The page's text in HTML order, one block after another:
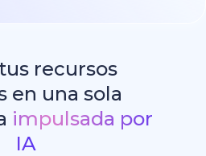
recursos
en una sola
impulsada por
IA